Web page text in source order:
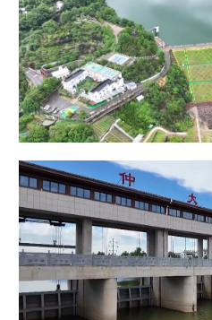
北京
辽宁 吉林
浙江 安徽
山东 河南
广东 广西
四川 贵州
陕西 甘肃
新疆 内蒙古